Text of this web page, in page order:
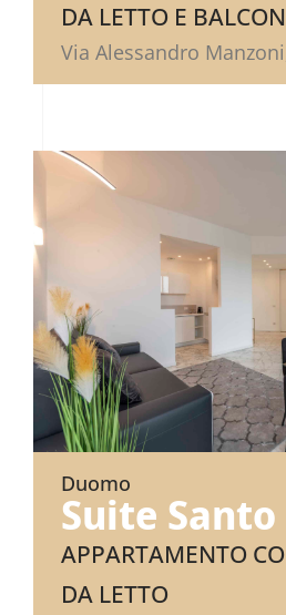
DA LETTO E
Via Alessandro
Duomo
Suite
APPARTAMENTO
DA LETTO